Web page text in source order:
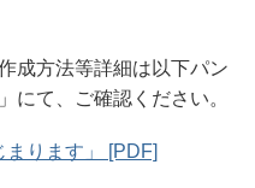
成方法等詳細は以下パン
にて、ご確認ください。
ります」 [PDF]